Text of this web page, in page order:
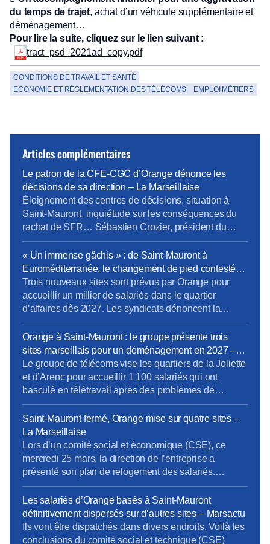
du temps de trajet, achat d’un véhicule supplémentaire et
déménagement…
Pour lire la suite, cliquez sur le lien suivant :
tract_psd_2021ad_copy.pdf
CONDITIONS DE TRAVAIL ET SANTÉ
ECONOMIE ET RÉGLEMENTATION DES TÉLÉCOMS
EMPLOI MÉTIERS
Articles complémentaires
Le patron de la CFE-CGC d’Orange dénonce les
décisions de sa direction – La Marseillaise
Éloignement des centres de décisions, situation à
Saint-Mauront, inquiétude sur les conséquences du
rachat de SFR… Sébastien Crozier, président du
syndicat CFE-CGC d’Orange, fait le point. Boutiques
ou sites techniques, les implantations d’Orange se
réduisent comme peau de chagrin. « Le patron de la
CFE-CGC d’Orange dénonce les décisions de sa
direction. Lire l’article complet sur […]
« Un immense gâchis » : de Saint-Mauront à
Euroméditerranée, le changement de pied contesté
d’Orange à Marseille – La provence
Trois nouveaux sites sont prévus par Orange pour
accueillir un millier de salariés dans le quartier
d’affaires dès 2027. Les syndicats dénoncent la
logique de rentabilité menée au détriment des
salariés. Le syndicat CFE-CGC a dépêché ce mardi
28 avril son « numéro 1 », Sébastien Crozier, pour
qu’il rencontre la presse à Marseille après les
controverses autour du déménagement […]
Orange à Saint-Mauront : le groupe présente trois
sites marseillais pour un déménagement en 2027 –
La provence
Le groupe de télécoms vise les quartiers de la Joliette
et d’Arenc pour accueillir 1 100 salariés qui ont
basculé en télétravail après des problèmes de
sécurité autour de leur ancien site de Saint-Mauront
(3e). Orange refuse de commenter mais veut un
déménagement « au premier semestre 2027 ».
[…]Orange confirme « avoir présenté plusieurs
options dans le […]
Saint-Mauront fermé, Orange mise sur quatre sites –
La Marseillaise
Lors d’un comité social et économique (CSE), ce
mercredi 25 mars, la direction de l’entreprise a
présenté son plan de relogement des salariés.
[…]Éparpillés façon puzzle… Alors que les syndicats
n’ont eu de cesse de dénoncer les fermetures
successives des sites d’Orange au profit du campus
Massalia, à Saint-Mauront , la direction de l’entreprise
prévoit de […]
Les salariés d’Orange basés à Saint-Mauront
définitivement dispersés sur d’autres sites – Marsactu
Ils vont être dispatchés dans divers endroits. Voilà les
conclusions du comité social et technique (CSE)